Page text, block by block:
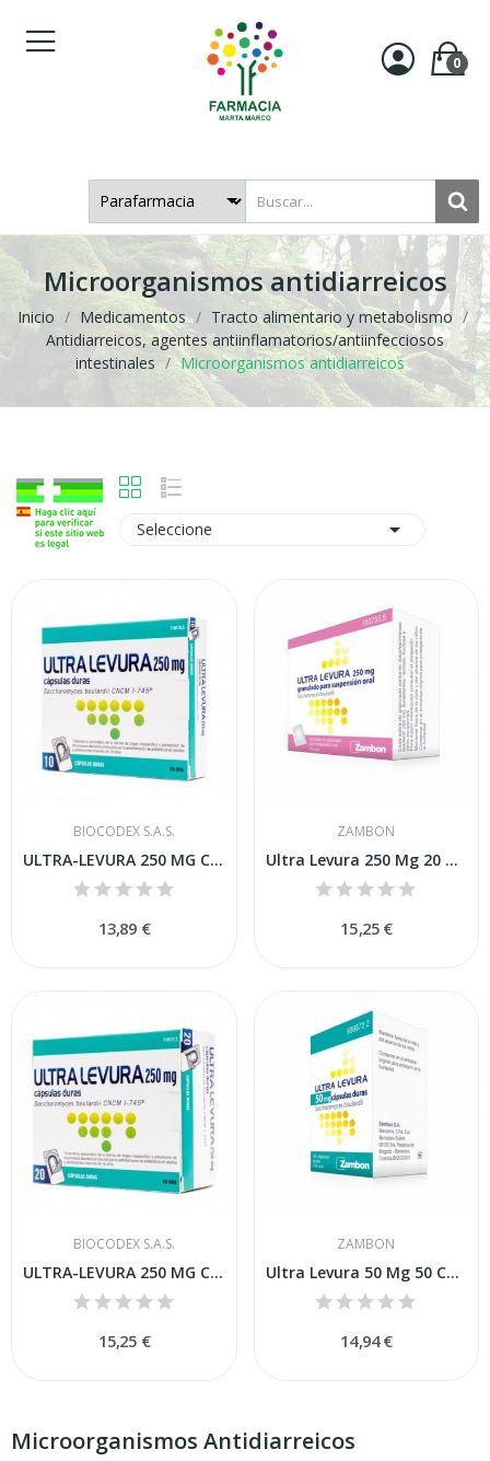
0
Microorganismos antidiarreicos
Inicio Medicamentos
Tracto alimentario y metabolismo
Antidiarreicos, agentes antiinflamatorios/antiinfecciosos
intestinales
Microorganismos antidiarreicos
Microorganismos Antidiarreicos
Seleccione 
BIOCODEX S.A.S.
ULTRA-LEVURA 250 MG CAPSULAS DURAS , 10 cápsulas
13,89 €
ZAMBON
Ultra Levura 250 Mg 20 Granulado para...
15,25 €
BIOCODEX S.A.S.
ULTRA-LEVURA 250 MG CAPSULAS DURAS , 20 cápsulas
15,25 €
ZAMBON
Ultra Levura 50 Mg 50 Cápsulas
14,94 €